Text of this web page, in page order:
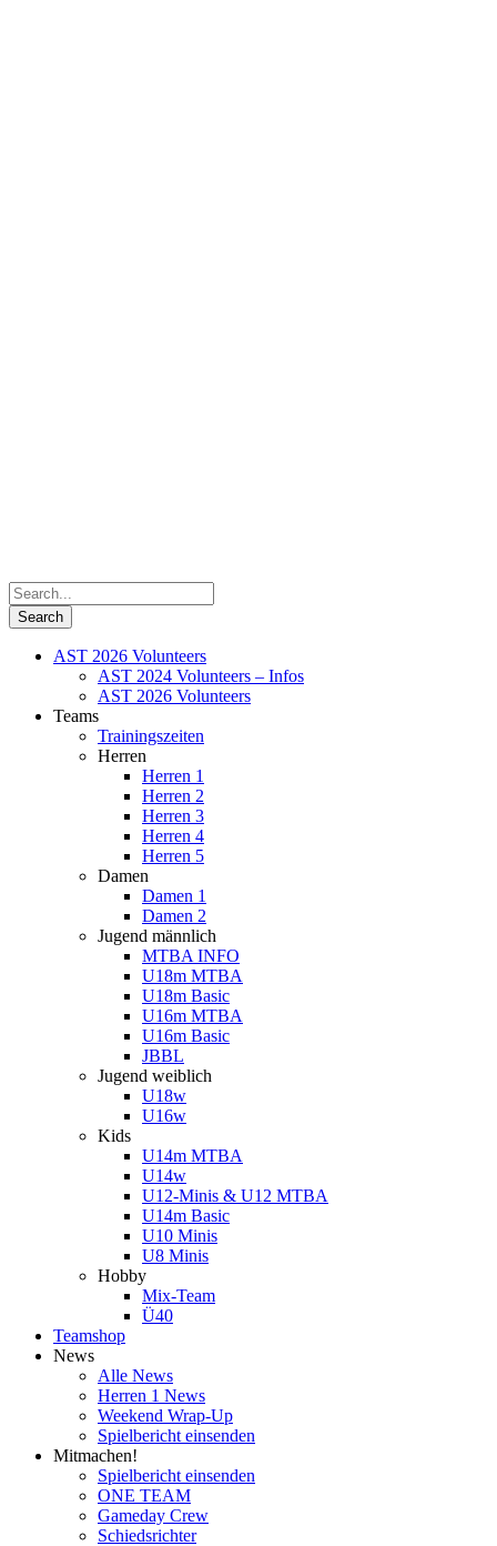
AST 2026 Volunteers
AST 2024 Volunteers – Infos
AST 2026 Volunteers
Teams
Trainingszeiten
Herren
Herren 1
Herren 2
Herren 3
Herren 4
Herren 5
Damen
Damen 1
Damen 2
Jugend männlich
MTBA INFO
U18m MTBA
U18m Basic
U16m MTBA
U16m Basic
JBBL
Jugend weiblich
U18w
U16w
Kids
U14m MTBA
U14w
U12-Minis & U12 MTBA
U14m Basic
U10 Minis
U8 Minis
Hobby
Mix-Team
Ü40
Teamshop
News
Alle News
Herren 1 News
Weekend Wrap-Up
Spielbericht einsenden
Mitmachen!
Spielbericht einsenden
ONE TEAM
Gameday Crew
Schiedsrichter